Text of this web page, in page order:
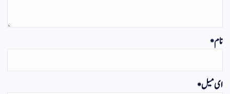
نام*
ای میل*